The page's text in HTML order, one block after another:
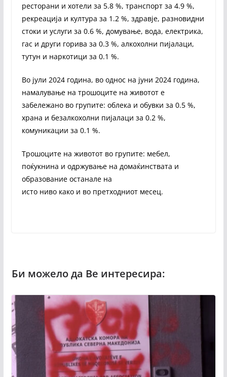
ресторани и хотели за 5.8 %, транспорт за 4.9 %,
рекреација и култура за 1.2 %, здравје, разновидни
стоки и услуги за 0.6 %, домување, вода, електрика,
гас и други горива за 0.3 %, алкохолни пијалаци,
тутун и наркотици за 0.1 %.
Во јули 2024 година, во однос на јуни 2024 година,
намалување на трошоците на животот е
забележано во групите: облека и обувки за 0.5 %,
храна и безалкохолни пијалаци за 0.2 %,
комуникации за 0.1 %.
Трошоците на животот во групите: мебел,
поќукнина и одржување на домаќинствата и
образование останале на
исто ниво како и во претходниот месец.